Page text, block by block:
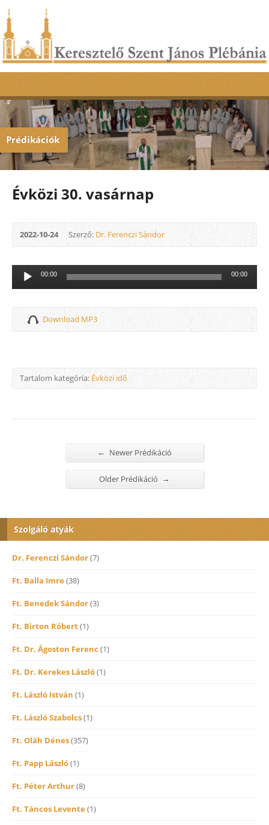
Prédikációk
Évközi 30. vasárnap
2022-10-24 Szerző:Dr. Ferenczi Sándor
Audió
lejátszó
00:00 00:00
Download MP3
Tartalom kategória:Évközi idő
← Newer Prédikáció
Older Prédikáció →
Szolgáló atyák
Dr. Ferenczi Sándor(7)
Ft. Balla Imre(38)
Ft. Benedek Sándor(3)
Ft. Birton Róbert(1)
Ft. Dr. Ágoston Ferenc (1)
Ft. Dr. Kerekes László(1)
Ft. László István (1)
Ft. László Szabolcs(1)
Ft. Oláh Dénes(357)
Ft. Papp László(1)
Ft. Péter Arthur(8)
Ft. Táncos Levente(1)